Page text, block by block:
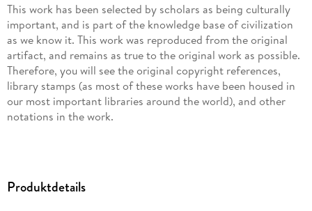
This work has been selected by scholars as being culturally
important, and is part of the knowledge base of civilization
as we know it. This work was reproduced from the original
artifact, and remains as true to the original work as possible.
Therefore, you will see the original copyright references,
library stamps (as most of these works have been housed in
our most important libraries around the world), and other
notations in the work.
entity (individual or corporate) has a copyright on the body
Produktdetails